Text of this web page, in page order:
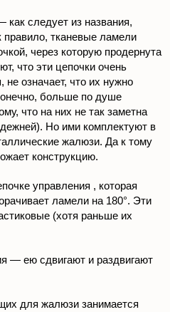
следует из названия,
правило, тканевые ламели
через которую продернута
что эти цепочки очень
означает, что их нужно
больше по душе
что на них не так заметна
Но ими комплектуют в
жалюзи. Да к тому
конструкцию.
управления , которая
ламели на 180°. Эти
(хотя раньше их
— ею сдвигают и раздвигают
для жалюзи занимается